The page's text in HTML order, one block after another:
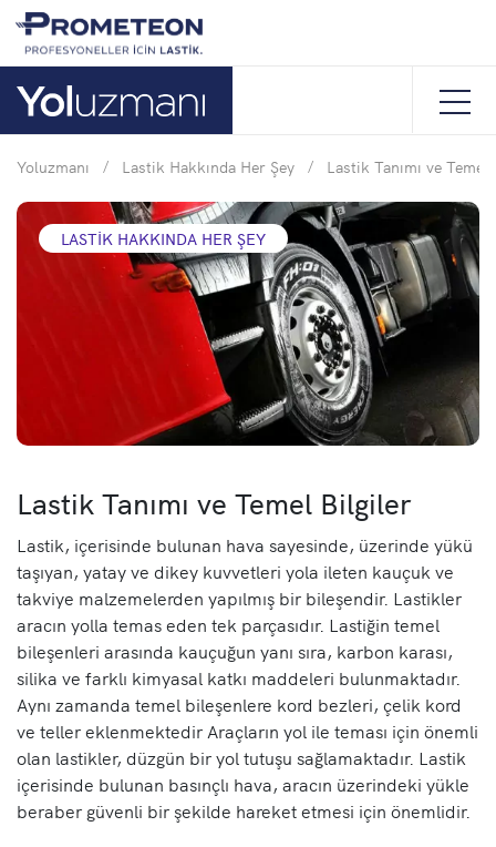
Yoluzmanı / Lastik Hakkında Her Şey / Lastik Tanımı ve
LASTIK HAKKINDA HER ŞEY
Lastik Tanımı ve Temel Bilgiler
Lastik, içerisinde bulunan hava sayesinde, üzerinde yükü
taşıyan, yatay ve dikey kuvvetleri yola ileten kauçuk ve
takviye malzemelerden yapılmış bir bileşendir. Lastikler
aracın yolla temas eden tek parçasıdır. Lastiğin temel
bileşenleri arasında kauçuğun yanı sıra, karbon karası,
silika ve farklı kimyasal katkı maddeleri bulunmaktadır.
Aynı zamanda temel bileşenlere kord bezleri, çelik kord
ve teller eklenmektedir Araçların yol ile teması için önemli
olan lastikler, düzgün bir yol tutuşu sağlamaktadır. Lastik
içerisinde bulunan basınçlı hava, aracın üzerindeki yükle
beraber güvenli bir şekilde hareket etmesi için önemlidir.